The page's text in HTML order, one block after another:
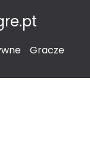
Gracze